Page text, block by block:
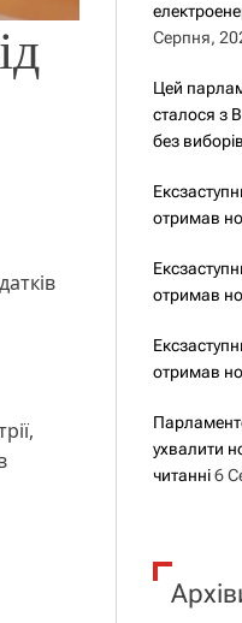
Серпня,
Цей
сталося з
без виборів
отримав
отримав
отримав
ухвалити
читанні 6